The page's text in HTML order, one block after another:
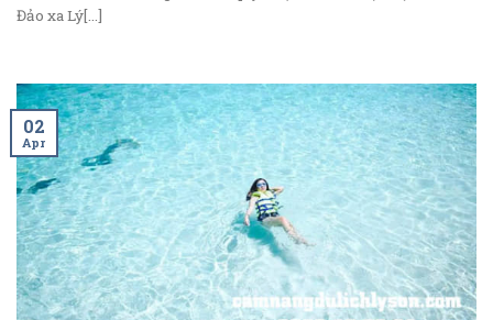
Đảo xa Lý[...]
02
Apr